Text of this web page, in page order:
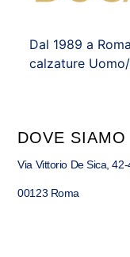
Dal 1989 a
calzature
DOVE SIAMO
Via Vittorio De Sica,
00123 Roma